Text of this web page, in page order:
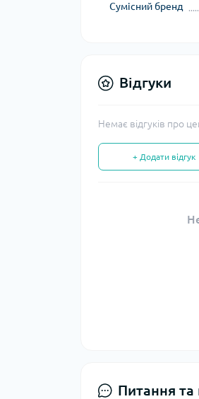
Сумісний бренд
Відгуки
Немає відгуків про
+ Додати відгук
Питання та